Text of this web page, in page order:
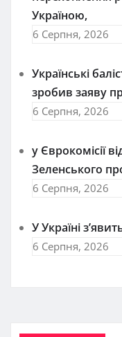
Україною,
6 Серпня, 2026
Українські
зробив заяву
6 Серпня, 2026
у Єврокомісії
Зеленського
6 Серпня, 2026
У Україні
6 Серпня, 2026